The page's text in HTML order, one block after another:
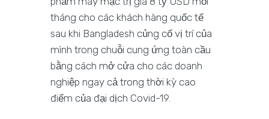
tháng cho các khách hàng quốc tế
sau khi Bangladesh củng cố vị trí của
mình trong chuỗi cung ứng toàn cầu
bằng cách mở cửa cho các doanh
nghiệp ngay cả trong thời kỳ cao
điểm của đại dịch Covid-19.